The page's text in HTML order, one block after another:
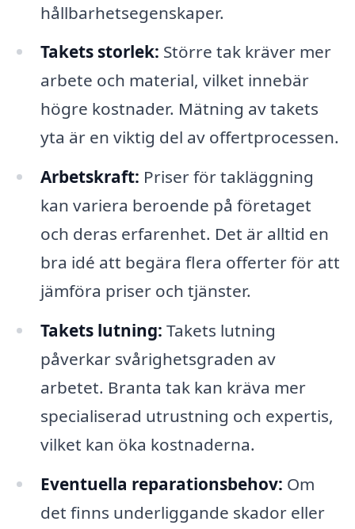
hållbarhetsegenskaper.
Takets storlek: Större tak kräver mer
arbete och material, vilket innebär
högre kostnader. Mätning av takets
yta är en viktig del av offertprocessen.
Arbetskraft: Priser för takläggning
kan variera beroende på företaget
och deras erfarenhet. Det är alltid en
bra idé att begära flera offerter för att
jämföra priser och tjänster.
Takets lutning: Takets lutning
påverkar svårighetsgraden av
arbetet. Branta tak kan kräva mer
specialiserad utrustning och expertis,
vilket kan öka kostnaderna.
Eventuella reparationsbehov: Om
det finns underliggande skador eller